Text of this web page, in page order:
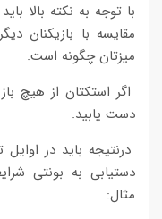
با توجه به نکته بالا
مقایسه با بازیکنان
میزتان چگونه است.
اگر استکتان از هیچ
دست یابید.
درنتیجه باید در
دستیابی به بونتی
مثال: